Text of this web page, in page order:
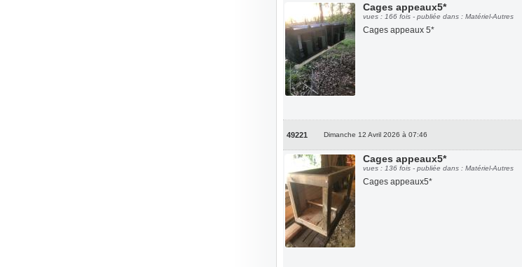
Cages appeaux5*
vues : 166 fois - publiée dans : Matériel-Autres
Cages appeaux 5*
49221 Dimanche 12 Avril 2026 à 07:46
Cages appeaux5*
vues : 136 fois - publiée dans : Matériel-Autres
Cages appeaux5*